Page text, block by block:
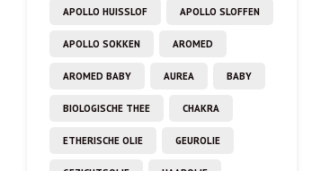
APOLLO HUISSLOF APOLLO SLOFFEN
APOLLO SOKKEN AROMED
AROMED BABY AUREA BABY
BIOLOGISCHE THEE CHAKRA
ETHERISCHE OLIE GEUROLIE